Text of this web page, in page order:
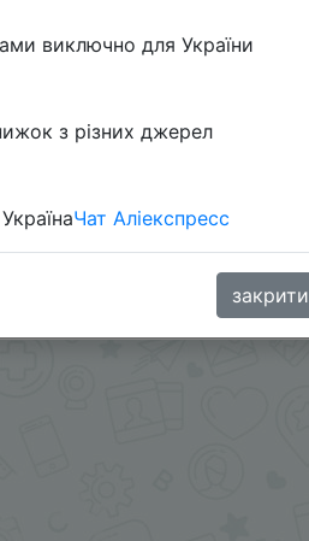
другу
виключно для України
з різних джерел
Чат Аліекспресс
закрити